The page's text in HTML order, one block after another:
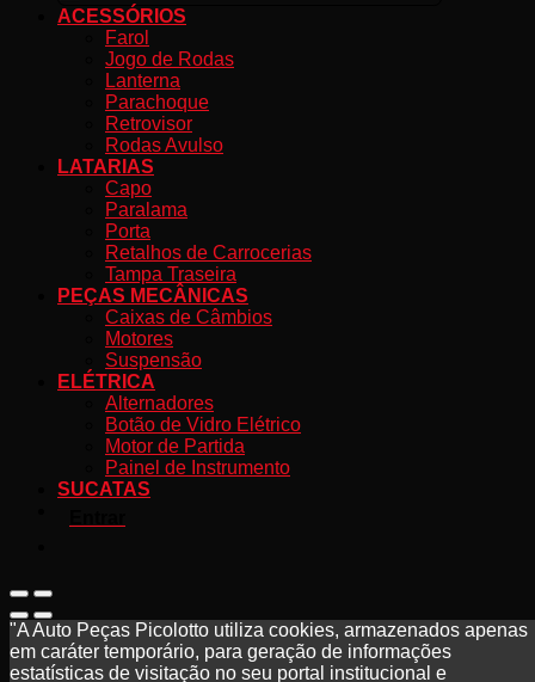
ACESSÓRIOS
Farol
Jogo de Rodas
Lanterna
Parachoque
Retrovisor
Rodas Avulso
LATARIAS
Capo
Paralama
Porta
Retalhos de Carrocerias
Tampa Traseira
PEÇAS MECÂNICAS
Caixas de Câmbios
Motores
Suspensão
ELÉTRICA
Alternadores
Botão de Vidro Elétrico
Motor de Partida
Painel de Instrumento
SUCATAS
"A Auto Peças Picolotto utiliza cookies, armazenados apenas
em caráter temporário, para geração de informações
estatísticas de visitação no seu portal institucional e